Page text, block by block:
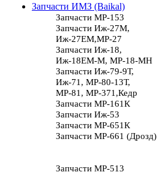
Запчасти ИМЗ (Baikal)
Запчасти МР-153
Запчасти Иж-27М,
Иж-27ЕМ,МР-27
Запчасти Иж-18,
Иж-18ЕМ-М, МР-18-МН
Запчасти Иж-79-9Т,
Иж-71, МР-80-13Т,
МР-81, МР-371,Кедр
Запчасти МР-161К
Запчасти Иж-53
Запчасти МР-651К
Запчасти МР-661 (Дрозд)
Запчасти МР-513